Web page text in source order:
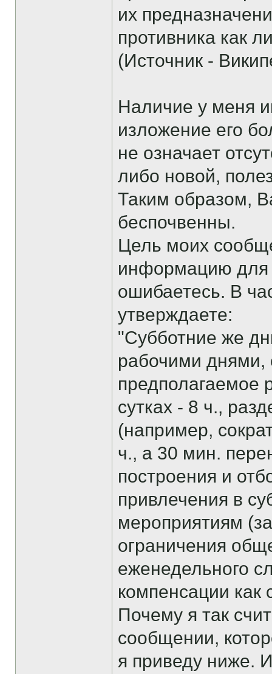
их
противника как
(Источник -
Наличие у меня
изложение его
не означает
либо новой,
Таким образом,
беспочвенны.
Цель моих
информацию для
ошибаетесь. В
утверждаете:
"Субботние же
рабочими днями,
предполагаемое
сутках - 8 ч.,
(например,
ч., а 30 мин.
построения и
привлечения в
мероприятиям
ограничения
еженедельного
компенсации как
Почему я так
сообщении,
я приведу ниже.